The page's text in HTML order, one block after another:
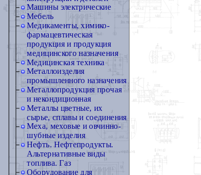
Машины электрические
Мебель
Медикаменты, химико-
фармацевтическая
продукция и продукция
медицинского назначения
Медицинская техника
Металлоизделия
промышленного назначения
Металлопродукция прочая
и некондиционная
Металлы цветные, их
сырье, сплавы и соединения
Меха, меховые и овчинно-
шубные изделия
Нефть. Нефтепродукты.
Альтернативные виды
топлива. Газ
Оборудование для